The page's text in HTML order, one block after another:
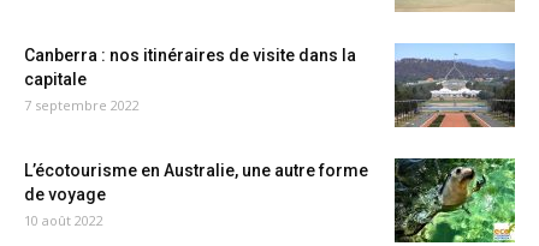
Canberra : nos itinéraires de visite dans la
capitale
7 septembre 2022
L’écotourisme en Australie, une autre forme
de voyage
10 août 2022